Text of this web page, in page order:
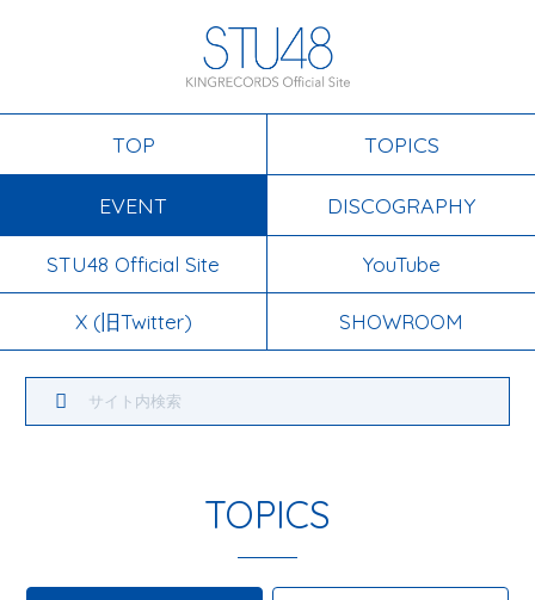
TOP TOPICS
EVENT DISCOGRAPHY
STU48 Official Site YouTube
X (旧Twitter) SHOWROOM
TOPICS